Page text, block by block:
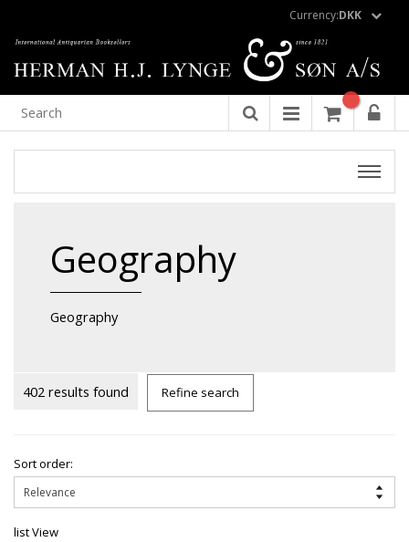
Currency:DKK
Geography
Geography
402 results found Refine search
Sort order:
list View